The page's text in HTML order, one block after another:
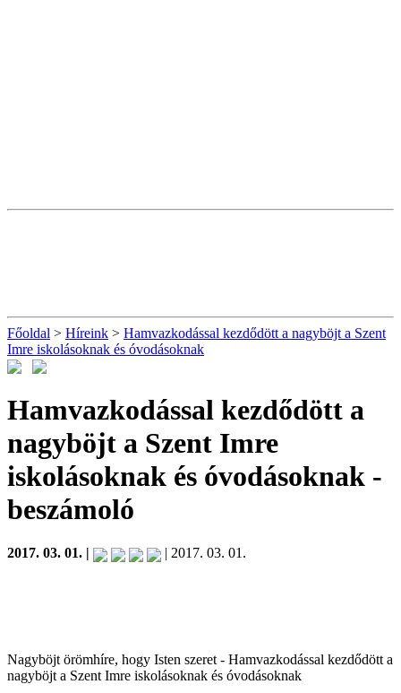
Főoldal > Híreink > Hamvazkodással kezdődött a nagyböjt a Szent
Imre iskolásoknak és óvodásoknak
Hamvazkodással kezdődött a
nagyböjt a Szent Imre
iskolásoknak és óvodásoknak -
beszámoló
2017. 03. 01. | | 2017. 03. 01.
Nagyböjt örömhíre, hogy Isten szeret - Hamvazkodással kezdődött a
nagyböjt a Szent Imre iskolásoknak és óvodásoknak